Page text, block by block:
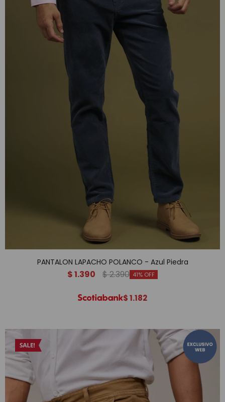
PANTALON LAPACHO POLANCO - Azul Piedra
$1.390 $2.390 41
$1.182